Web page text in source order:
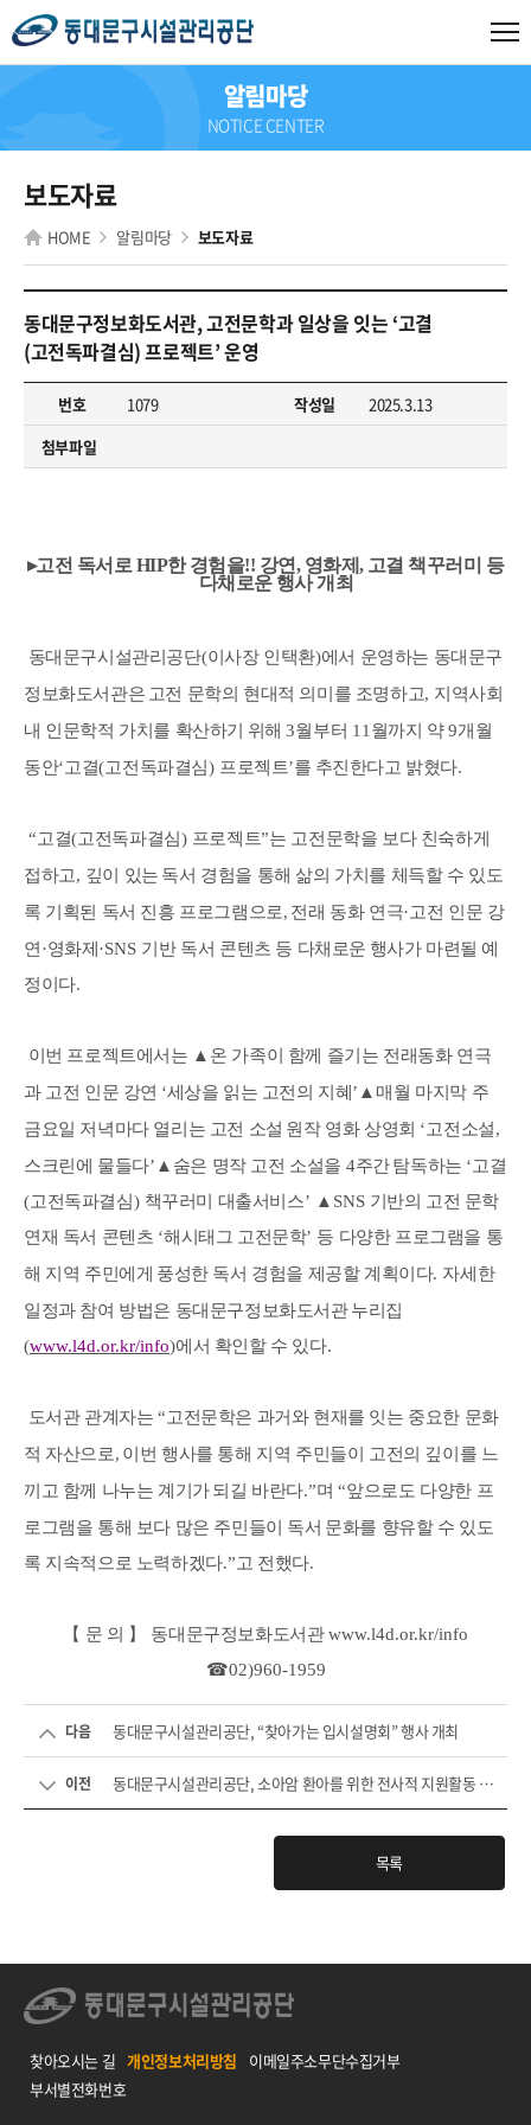
알림마당
NOTICE CENTER
보도자료
HOME 알림마당 보도자료
동대문구정보화도서관, 고전문학과 일상을 잇는 ‘고결
(고전독파결심) 프로젝트’ 운영
번호 1079 작성일
2025.3.13
첨부파일
▸고전 독서로 HIP한 경험을!! 강연, 영화제, 고결 책꾸러미 등
다채로운 행사 개최
동대문구시설관리공단(이사장 인택환)에서 운영하는 동대문구
정보화도서관은 고전 문학의 현대적 의미를 조명하고, 지역사회
내 인문학적 가치를 확산하기
위해3월부터 11 월까지 약9개월
동안‘고결(고전독파결심) 프로젝트’를 추진한다고 밝혔다.
“고결(고전독파결심) 프로젝트”는 고전문학을 보다 친숙하게
접하고, 깊이 있는 독서 경험을 통해 삶의 가치를 체득할 수 있도
록 기획된 독서 진흥 프로그램으로, 전래 동화 연극·고전 인문 강
연 ·영화제 ·SNS 기반 독서 콘텐츠 등 다채로운 행사가 마련될 예
정이다.
이번 프로젝트에서는 ▲ 온 가족이 함께 즐기는 전래동화 연극
과 고전 인문 강연 ‘세상을 읽는 고전의 지혜 ’ ▲ 매월 마지막 주
금요일 저녁마다 열리는 고전 소설 원작 영화 상영회 ‘고전소설,
스크린에 물들다’ ▲ 숨은 명작 고전 소설을 4주간탐독하는 ‘고결
(고전독파결심) 책꾸러미 대출서비스’ ▲ SNS 기반의 고전 문학
연재 독서 콘텐츠 ‘해시태그 고전문학’ 등 다양한 프로그램을 통
해 지역 주민에게 풍성한 독서 경험을 제공할 계획이다. 자세한
일정과 참여 방법은 동대문구정보화도서관 누리집
(www.l4d.or.kr/info)에서 확인할 수 있다.
도서관 관계자는 “고전문학은 과거와 현재를 잇는 중요한 문화
적 자산으로, 이번 행사를 통해 지역 주민들이 고전의 깊이를 느
끼고 함께 나누는 계기가되길 바란다.”며“앞으로도 다양한 프
로그램을 통해 보다 많은 주민들이 독서 문화를 향유할 수 있도
록 지속적으로 노력하겠다.”고 전했다.
【 문 의 】 동대문구정보화도서관www.l4d.or.kr/info
☎02)960-1959
다음 동대문구시설관리공단, “찾아가는 입시설명회” 행사 개최
이전 동대문구시설관리공단, 소아암 환아를 위한 전사적 지원활동 나...
목록
찾아오시는 길 개인정보처리방침
이메일주소무단수집거부
부서별전화번호